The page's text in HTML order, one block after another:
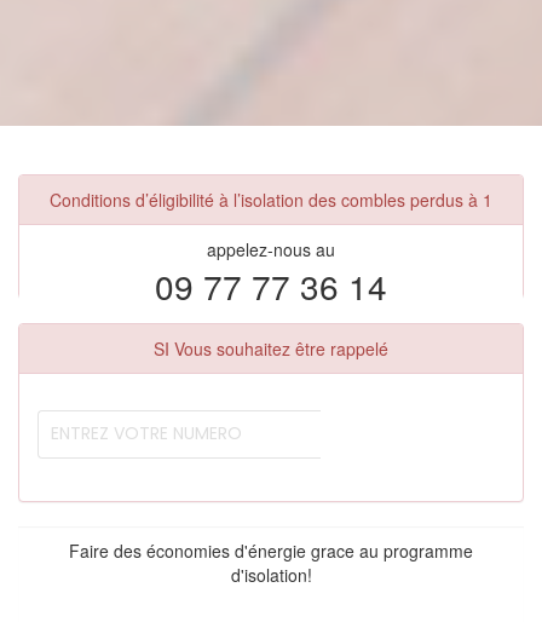
Conditions d’éligibilité à l’isolation des combles perdus à 1
appelez-nous au
09 77 77 36 14
SI Vous souhaitez être rappelé
Faire des économies d'énergie grace au programme
d'isolation!